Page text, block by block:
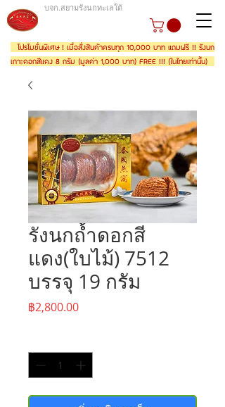
บจก.สยามรังนกทะเลใต้
โปรโมชั่นพิเศษ ! เมื่อสั่งสินค้าครบทุก 10,000 บาท แถมฟรี !! รังนก
เกาะดอกสีแดง 8 กรัม (มูลค่า 1,000 บาท) FREE !!! (ในไทยเท่านั้น)
รังนกถ้ำดอกสี
แดง(ใบไม้) 7512
บรรจุ 19 กรัม
฿2,800.00ราคา